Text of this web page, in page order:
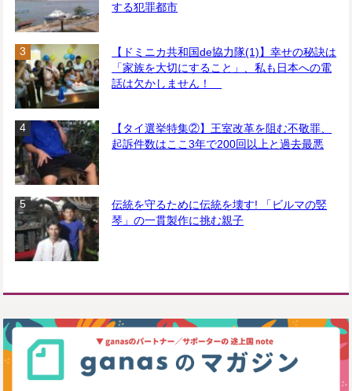
する犯罪都市
【ドミニカ共和国de協力隊(1)】幸せの秘訣は
「家族を大切にすること」、私も日本への電
話は欠かしません！
【タイ選挙特集②】王室改革を阻む不敬罪、
起訴件数はここ3年で200回以上と過去最悪
伝統を守るために伝統を壊す! 「ビルマの竪
琴」の一貫製作に挑む親子